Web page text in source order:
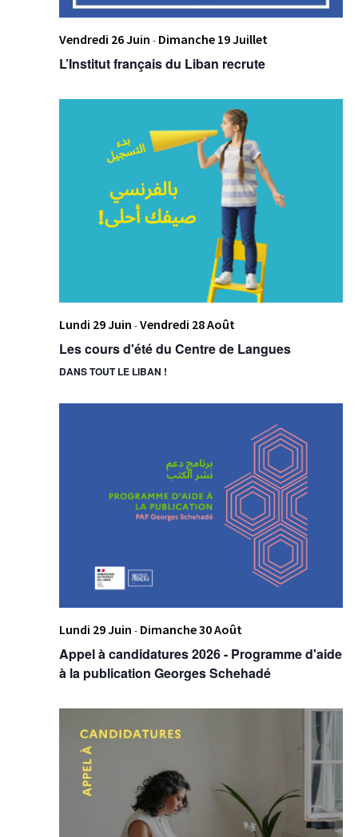
Vendredi 26 Juin - Dimanche 19 Juillet
L’Institut français du Liban recrute
Lundi 29 Juin -Vendredi 28 Août
Les cours d'été du Centre de Langues
DANS TOUT LE LIBAN !
Lundi 29 Juin - Dimanche 30 Août
Appel à candidatures 2026 - Programme d'aide
à la publication Georges Schehadé